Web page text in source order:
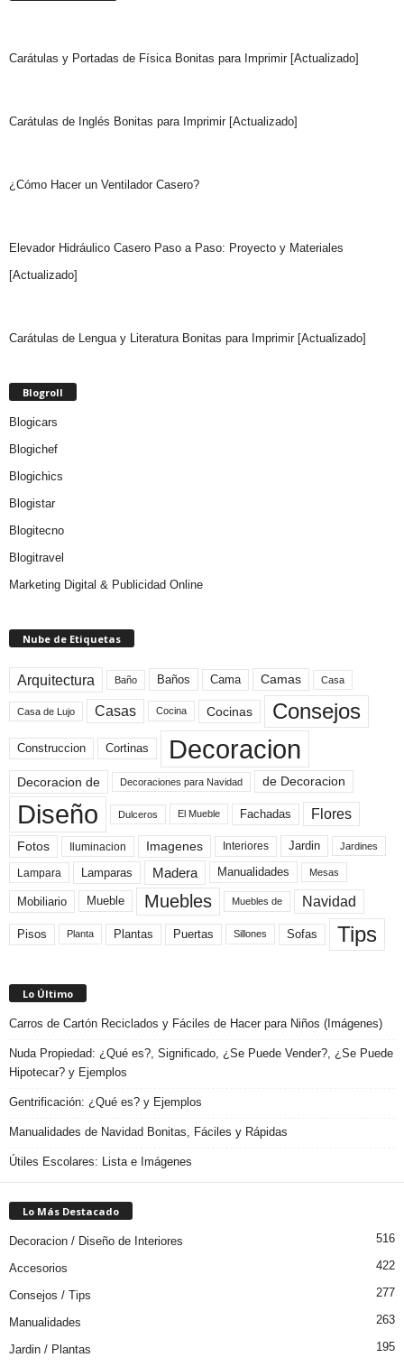
Carátulas y Portadas de Física Bonitas para Imprimir [Actualizado]
Carátulas de Inglés Bonitas para Imprimir [Actualizado]
¿Cómo Hacer un Ventilador Casero?
Elevador Hidráulico Casero Paso a Paso: Proyecto y Materiales
[Actualizado]
Carátulas de Lengua y Literatura Bonitas para Imprimir [Actualizado]
Blogroll
Blogicars
Blogichef
Blogichics
Blogistar
Blogitecno
Blogitravel
Marketing Digital & Publicidad Online
Nube de Etiquetas
Arquitectura Baño Baños Cama Camas Casa
Casa de Lujo Casas Cocina Cocinas Consejos
Construccion Cortinas Decoracion
Decoracion de Decoraciones para Navidad de Decoracion
Diseño Dulceros El Mueble Fachadas Flores
Fotos Iluminacion Imagenes Interiores Jardin Jardines
Lampara Lamparas Madera Manualidades Mesas
Mobiliario Mueble Muebles Muebles de Navidad
Pisos Planta Plantas Puertas Sillones Sofas Tips
Lo Último
Carros de Cartón Reciclados y Fáciles de Hacer para Niños (Imágenes)
Nuda Propiedad: ¿Qué es?, Significado, ¿Se Puede Vender?, ¿Se Puede
Hipotecar? y Ejemplos
Gentrificación: ¿Qué es? y Ejemplos
Manualidades de Navidad Bonitas, Fáciles y Rápidas
Útiles Escolares: Lista e Imágenes
Lo Más Destacado
Decoracion / Diseño de Interiores 516
Accesorios 422
Consejos / Tips 277
Manualidades 263
Jardin / Plantas
195